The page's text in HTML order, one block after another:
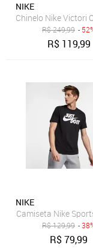
NIKE
Chinelo Nike Victori
R$249,99 -
R$ 119,99
NIKE
Camiseta Nike
R$129,99 -
R$79,99